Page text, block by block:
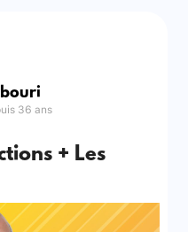
36 ans
+ Les